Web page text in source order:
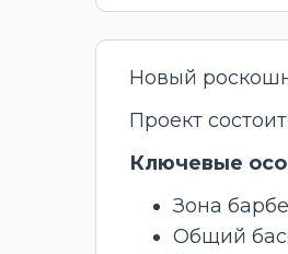
Новый
Проект
Ключевые
Зона
Общий